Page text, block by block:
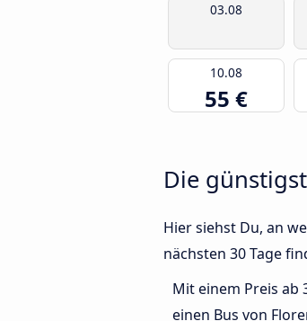
03.08
10.08
55 €
Die
Hier siehst Du, an
nächsten 30 Tage
Mit einem Preis ab
einen Bus von